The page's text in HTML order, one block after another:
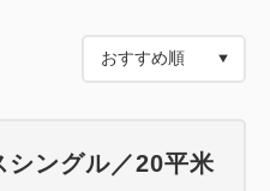
トメントセット（パウ
シングル／20平米